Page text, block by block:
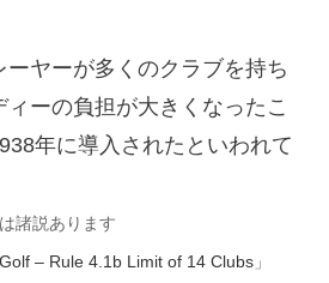
ーヤーが多くのクラブを持ち
ーの負担が大きくなったこ
年に導入されたといわれて
諸説あります
– Rule 4.1b Limit of 14 Clubs」